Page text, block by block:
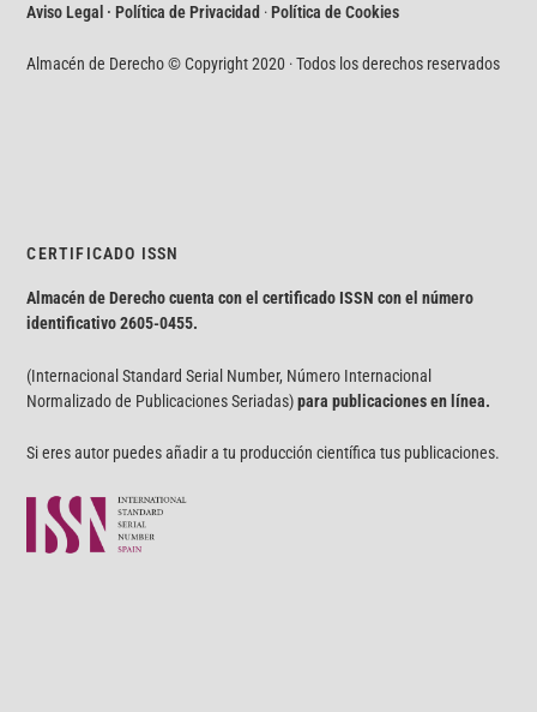
Aviso Legal · Política de Privacidad ·Política de Cookies
Almacén de Derecho © Copyright 2020 · Todos los derechos reservados
CERTIFICADO ISSN
Almacén de Derecho cuenta con el certificado ISSN con el número
identificativo2605-0455.
(Internacional Standard Serial Number, Número Internacional
Normalizado de Publicaciones Seriadas)para publicaciones en línea.
Si eres autor puedes añadir a tu producción científica tus publicaciones.